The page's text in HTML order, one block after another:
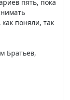
пять, пока
поняли, так
Братьев,